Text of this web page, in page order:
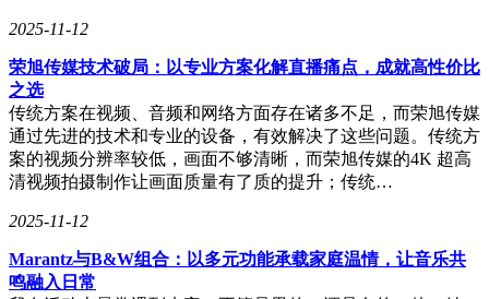
2025-11-12
荣旭传媒技术破局：以专业方案化解直播痛点，成就高性价比
之选
传统方案在视频、音频和网络方面存在诸多不足，而荣旭传媒
通过先进的技术和专业的设备，有效解决了这些问题。传统方
案的视频分辨率较低，画面不够清晰，而荣旭传媒的4K 超高
清视频拍摄制作让画面质量有了质的提升；传统…
2025-11-12
Marantz与B&W组合：以多元功能承载家庭温情，让音乐共
鸣融入日常